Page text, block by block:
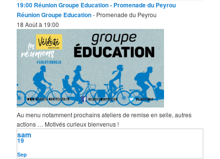
19:00 Réunion Groupe Education- Promenade du Peyrou
Réunion Groupe Education- Promenade du Peyrou
18 Août à 19:00
Au menu notamment prochains ateliers de remise en selle, autres
actions … Motivés curieux bienvenus !
Sep
19
sam